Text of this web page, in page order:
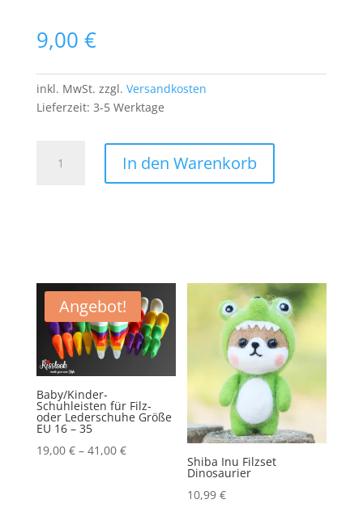
9,00 €
inkl. MwSt. zzgl. Versandkosten
Lieferzeit: 3-5 Werktage
Patch
Menge
In den Warenkorb
Angebot!
Baby/Kinder-
Schuhleisten für Filz-
oder Lederschuhe Größe
EU 16 – 35
19,00 €– 41,00 €
Shiba Inu Filzset
Dinosaurier
10,99€